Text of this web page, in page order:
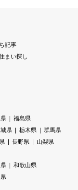
記事
まい探し
福島県
県 栃木県
群馬県
長野県
山梨県
和歌山県